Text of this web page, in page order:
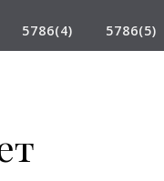
5786(4) 5786(5)